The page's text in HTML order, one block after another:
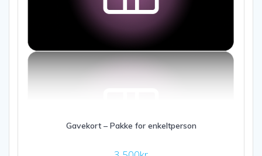
Gavekort – Pakke for enkeltperson